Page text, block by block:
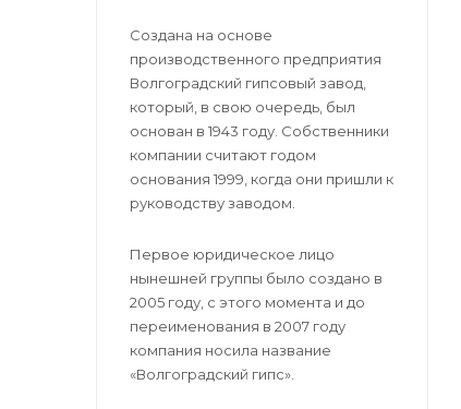
Создана на основе
производственного предприятия
Волгоградский гипсовый завод,
который, в свою очередь, был
основан в 1943 году. Собственники
компании считают годом
основания 1999, когда они пришли к
руководству заводом.
Первое юридическое лицо
нынешней группы было создано в
2005 году, с этого момента и до
переименования в 2007 году
компания носила название
«Волгоградский гипс».